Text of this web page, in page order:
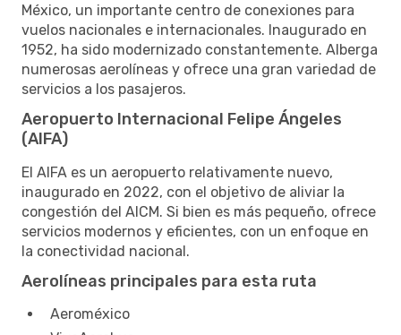
México, un importante centro de conexiones para
vuelos nacionales e internacionales. Inaugurado en
1952, ha sido modernizado constantemente. Alberga
numerosas aerolíneas y ofrece una gran variedad de
servicios a los pasajeros.
Aeropuerto Internacional Felipe Ángeles
(AIFA)
El AIFA es un aeropuerto relativamente nuevo,
inaugurado en 2022, con el objetivo de aliviar la
congestión del AICM. Si bien es más pequeño, ofrece
servicios modernos y eficientes, con un enfoque en
la conectividad nacional.
Aerolíneas principales para esta ruta
Aeroméxico